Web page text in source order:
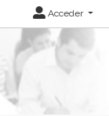
Acceder